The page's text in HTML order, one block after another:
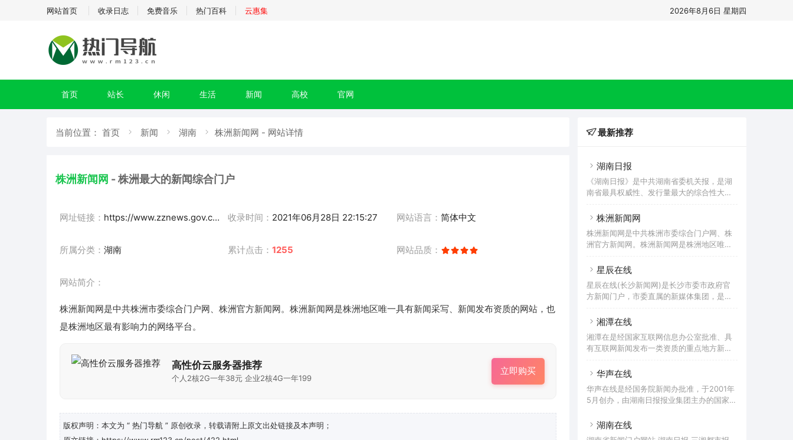
网站首页 收录日志 免费音乐 热门百科 云惠集 2026年8月6日 星期四
首页 站长 休闲 生活 新闻 高校 官网
当前位置： 首页 新闻 湖南 株洲新闻网 - 网站详情
株洲新闻网 - 株洲最大的新闻综合门户
网址链接： https://www.zznews.gov.cn/ 收录时间： 2021年06月28日 22:15:27 网站语言： 简体中文
所属分类： 湖南 累计点击：1255 网站品质：
网站简介：
株洲新闻网是中共株洲市委综合门户网、株洲官方新闻网。株洲新闻网是株洲地区唯一具有新闻采写、新闻发布资质的网站，也
是株洲地区最有影响力的网络平台。
高性价云服务器推荐
个人2核2G一年38元 企业2核4G一年199
立即购买
版权声明：本文为 “ 热门导航 ” 原创收录，转载请附上原文出处链接及本声明；
最新推荐
湖南日报
《湖南日报》是中共湖南省委机关报，是湖
南省最具权威性、发行量最大的综合性大
时代发展需求创立，湖南省内最大最权威的
供最新最快最全的湖南省内党政、社会、经
济等新闻资讯。现设有：视点头条、滚动新
评论等十多个新闻栏目。
株洲新闻网
株洲新闻网是中共株洲市委综合门户网、株
洲官方新闻网。株洲新闻网是株洲地区唯一
株洲地区最有影响力的网络平台。
星辰在线
星辰在线(长沙新闻网)是长沙市委市政府官
方新闻门户，市委直属的新媒体集团，是湖
重点新闻网站。星辰在线由长沙市委宣传部
体格局的重要组成。星辰在线新媒体集团以
新闻立网，突出新闻、网络、本土三大特
星辰影像、星辰视听、自在星辰、星辰文
旅、星辰教育等重点频道，承办了长沙宣传
网、长沙廉政网、和网、长沙文明网等多家
头条”APP。
湘潭在线
湘潭在是经国家互联网信息办公室批准、具
有互联网新闻发布一类资质的重点地方新闻
华声在线
华声在线是经国务院新闻办批准，于2001年
5月创办，由湖南日报报业集团主办的国家级
中华声音”为宗旨，提供权威、及时、多样的
湖南在线